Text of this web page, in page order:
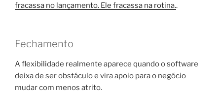
fracassa no lançamento. Ele fracassa na rotina..
Fechamento
A flexibilidade realmente aparece quando o software
deixa de ser obstáculo e vira apoio para o negócio
mudar com menos atrito.